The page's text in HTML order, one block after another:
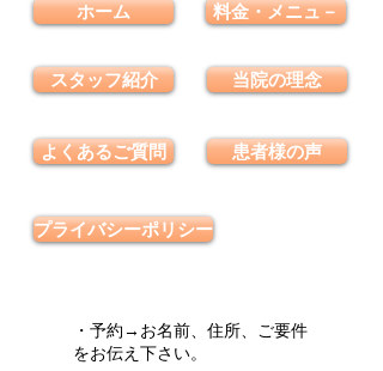
ホーム
スタッフ紹介
よくあるご質問
料金・メニュ－
当院の理念
患者様の声
プライバシーポリシー
・予約→お名前、住所、ご要件
をお伝え下さい。